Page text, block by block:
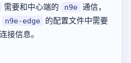
需要和中心端的 n9e
通信，
n9e-edge
的配置文件中需要
接信息。